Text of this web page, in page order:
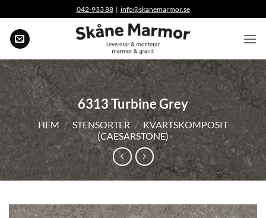
to
content
042-933 88| info@skanemarmor.se
6313 Turbine Grey
HEM / STENSORTER / KVARTSKOMPOSIT
(CAESARSTONE)